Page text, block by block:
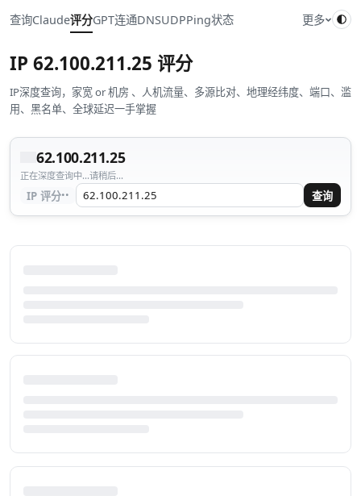
查询Claude评分GPT连通DNSUDPPing状态 更多
IP 62.100.211.25 评分
IP深度查询，家宽 or 机房 、人机流量、多源比对、地理经纬度、端口、滥
用、黑名单、全球延迟一手掌握
62.100.211.25
正在深度查询中...请稍后...
IP 评分·· 查询